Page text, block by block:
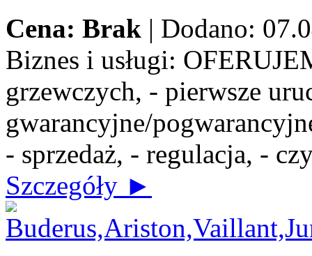
Cena: Brak | Dodano:
Biznes i usługi:
grzewczych, - pierwsze
gwarancyjne/
- sprzedaż, - regulacja, -
Szczegóły ►